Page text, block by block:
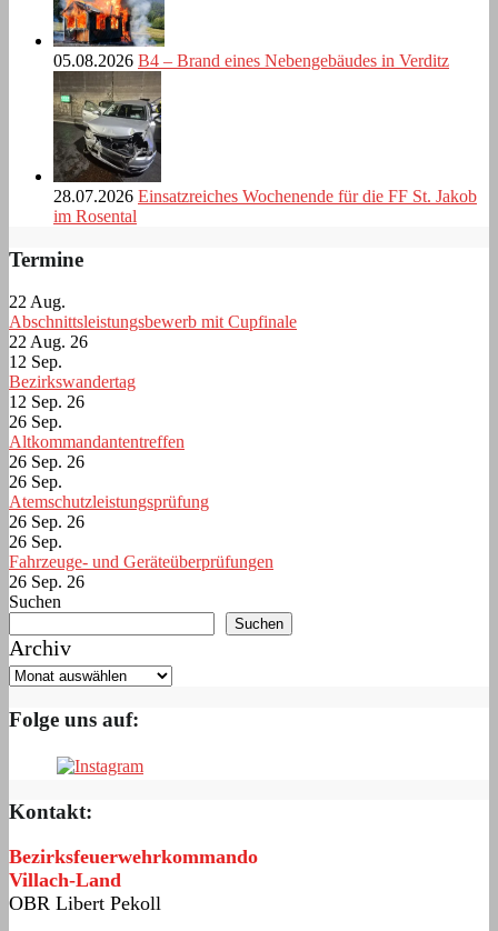
05.08.2026 B4 – Brand eines Nebengebäudes in Verditz
28.07.2026 Einsatzreiches Wochenende für die FF St. Jakob
im Rosental
Termine
22 Aug.
Abschnittsleistungsbewerb mit Cupfinale
22 Aug. 26
12 Sep.
Bezirkswandertag
12 Sep. 26
26 Sep.
Altkommandantentreffen
26 Sep. 26
26 Sep.
Atemschutzleistungsprüfung
26 Sep. 26
26 Sep.
Fahrzeuge- und Geräteüberprüfungen
26 Sep. 26
Suchen
Suchen
Archiv
Folge uns auf:
Kontakt:
Bezirksfeuerwehrkommando
Villach-Land
OBR Libert Pekoll